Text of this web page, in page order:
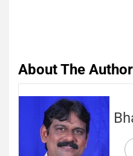
About The Author